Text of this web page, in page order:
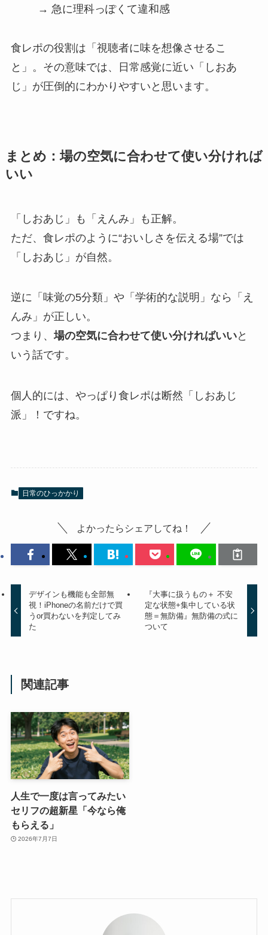
→ 急に理科っぽくて違和感
食レポの役割は「視聴者に味を想像させるこ
と」。その意味では、日常感覚に近い「しおあ
じ」が圧倒的にわかりやすいと思います。
まとめ：場の空気に合わせて使い分ければ
いい
「しおあじ」も「えんみ」も正解。
ただ、食レポのように“おいしさを伝える場”では
「しおあじ」が自然。
逆に「味覚の5分類」や「学術的な説明」なら「え
んみ」が正しい。
つまり、場の空気に合わせて使い分ければいいと
いう話です。
個人的には、やっぱり食レポは断然「しおあじ
派」！ですね。
日常のひっかかり
よかったらシェアしてね！
デザインも機能も全部無
視！iPhoneの名前だけで買
うor買わないを判定してみ
た
『大事に扱うもの＋ 不安
定な状態+集中している状
態＝無防備』無防備の式に
ついて
関連記事
人生で一度は言ってみたい
セリフの超新星「今なら俺
もらえる」
2026年7月7日